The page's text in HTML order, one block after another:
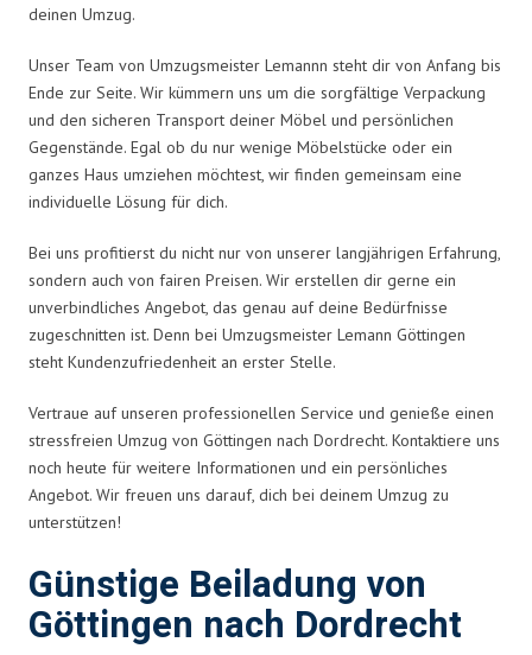
deinen Umzug.
Unser Team von Umzugsmeister Lemannn steht dir von Anfang bis
Ende zur Seite. Wir kümmern uns um die sorgfältige Verpackung
und den sicheren Transport deiner Möbel und persönlichen
Gegenstände. Egal ob du nur wenige Möbelstücke oder ein
ganzes Haus umziehen möchtest, wir finden gemeinsam eine
individuelle Lösung für dich.
Bei uns profitierst du nicht nur von unserer langjährigen Erfahrung,
sondern auch von fairen Preisen. Wir erstellen dir gerne ein
unverbindliches Angebot, das genau auf deine Bedürfnisse
zugeschnitten ist. Denn bei Umzugsmeister Lemann Göttingen
steht Kundenzufriedenheit an erster Stelle.
Vertraue auf unseren professionellen Service und genieße einen
stressfreien Umzug von Göttingen nach Dordrecht. Kontaktiere uns
noch heute für weitere Informationen und ein persönliches
Angebot. Wir freuen uns darauf, dich bei deinem Umzug zu
unterstützen!
Günstige Beiladung von
Göttingen nach Dordrecht